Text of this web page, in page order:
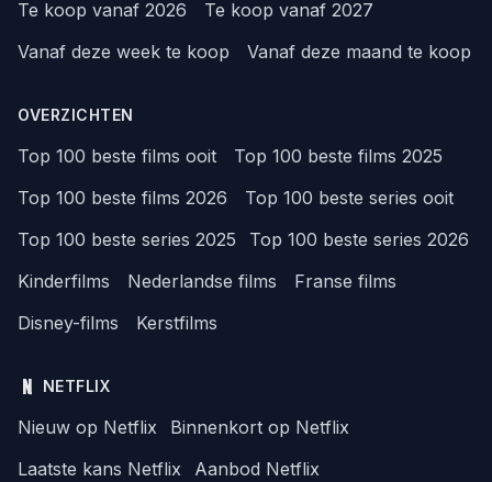
Te koop vanaf 2026
Te koop vanaf 2027
Vanaf deze week te koop
Vanaf deze maand te koop
OVERZICHTEN
Top 100 beste films ooit
Top 100 beste films 2025
Top 100 beste films 2026
Top 100 beste series ooit
Top 100 beste series 2025
Top 100 beste series 2026
Kinderfilms
Nederlandse films
Franse films
Disney-films
Kerstfilms
NETFLIX
Nieuw op Netflix
Binnenkort op Netflix
Laatste kans Netflix
Aanbod Netflix